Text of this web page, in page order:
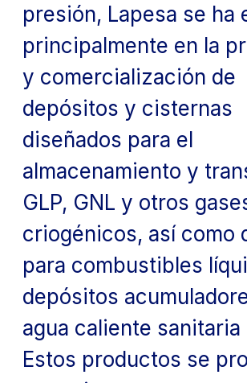
presión, Lapesa se ha
principalmente en la
y comercialización de
depósitos y cisternas
diseñados para el
almacenamiento y
GLP, GNL y otros
criogénicos, así como
para combustibles
depósitos
agua caliente sanitaria
Estos productos se